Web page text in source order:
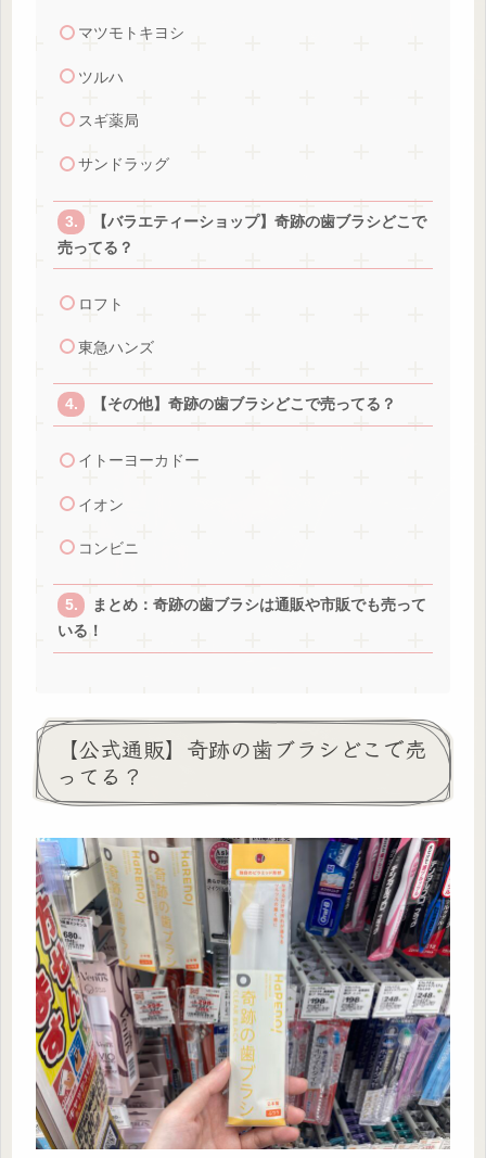
マツモトキヨシ
ツルハ
スギ薬局
サンドラッグ
【バラエティーショップ】奇跡の歯ブラシどこで
売ってる？
ロフト
東急ハンズ
【その他】奇跡の歯ブラシどこで売ってる？
イトーヨーカドー
イオン
コンビニ
まとめ：奇跡の歯ブラシは通販や市販でも売って
いる！
【公式通販】奇跡の歯ブラシどこで売
ってる？